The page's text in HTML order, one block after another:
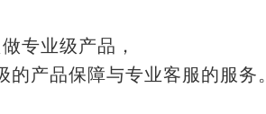
专业级产品，
产品保障与专业客服的服务。